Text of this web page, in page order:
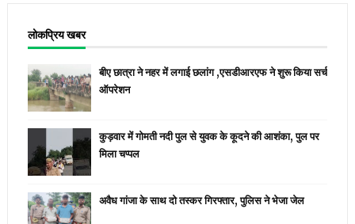
लोकप्रिय खबर
बीए छात्रा ने नहर में लगाई छलांग ,एसडीआरएफ ने शुरू किया सर्च
ऑपरेशन
कुड़वार में गोमती नदी पुल से युवक के कूदने की आशंका, पुल पर
मिला चप्पल
अवैध गांजा के साथ दो तस्कर गिरफ्तार, पुलिस ने भेजा जेल